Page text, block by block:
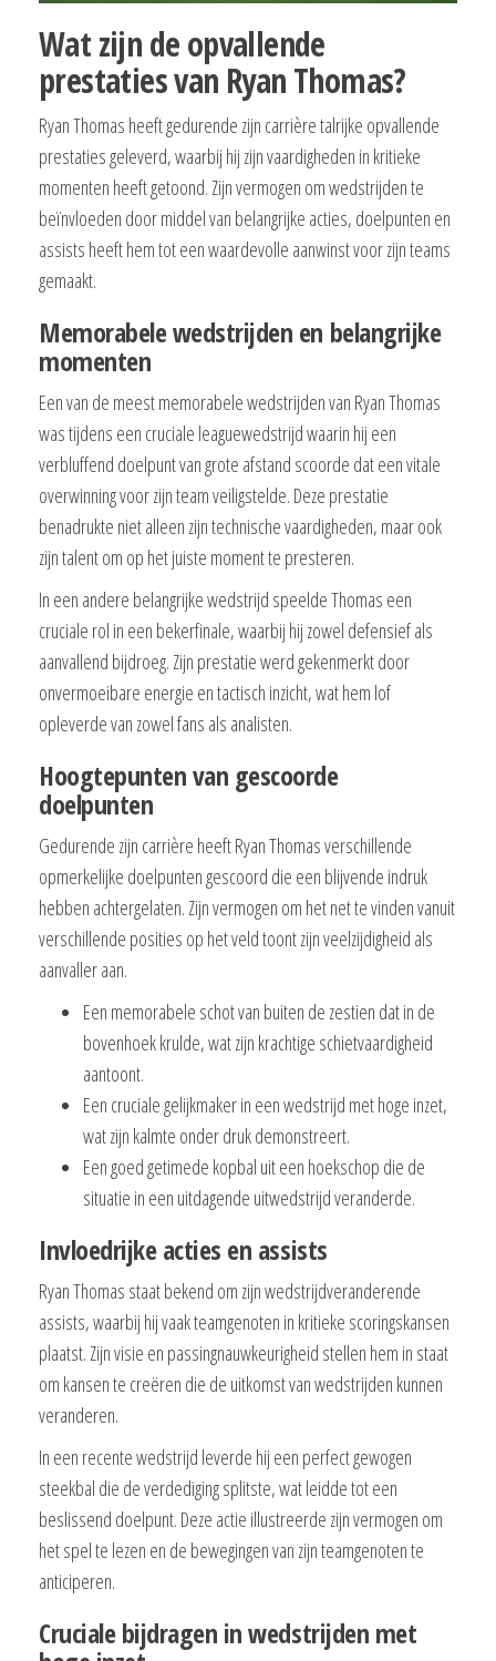
Wat zijn de opvallende
prestaties van Ryan Thomas?
Ryan Thomas heeft gedurende zijn carrière talrijke opvallende
prestaties geleverd, waarbij hij zijn vaardigheden in kritieke
momenten heeft getoond. Zijn vermogen om wedstrijden te
beïnvloeden door middel van belangrijke acties, doelpunten en
assists heeft hem tot een waardevolle aanwinst voor zijn teams
gemaakt.
Memorabele wedstrijden en belangrijke
momenten
Een van de meest memorabele wedstrijden van Ryan Thomas
was tijdens een cruciale leaguewedstrijd waarin hij een
verbluffend doelpunt van grote afstand scoorde dat een vitale
overwinning voor zijn team veiligstelde. Deze prestatie
benadrukte niet alleen zijn technische vaardigheden, maar ook
zijn talent om op het juiste moment te presteren.
In een andere belangrijke wedstrijd speelde Thomas een
cruciale rol in een bekerfinale, waarbij hij zowel defensief als
aanvallend bijdroeg. Zijn prestatie werd gekenmerkt door
onvermoeibare energie en tactisch inzicht, wat hem lof
opleverde van zowel fans als analisten.
Hoogtepunten van gescoorde
doelpunten
Gedurende zijn carrière heeft Ryan Thomas verschillende
opmerkelijke doelpunten gescoord die een blijvende indruk
hebben achtergelaten. Zijn vermogen om het net te vinden vanuit
verschillende posities op het veld toont zijn veelzijdigheid als
aanvaller aan.
Een memorabele schot van buiten de zestien dat in de
bovenhoek krulde, wat zijn krachtige schietvaardigheid
aantoont.
Een cruciale gelijkmaker in een wedstrijd met hoge inzet,
wat zijn kalmte onder druk demonstreert.
Een goed getimede kopbal uit een hoekschop die de
situatie in een uitdagende uitwedstrijd veranderde.
Invloedrijke acties en assists
Ryan Thomas staat bekend om zijn wedstrijdveranderende
assists, waarbij hij vaak teamgenoten in kritieke scoringskansen
plaatst. Zijn visie en passingnauwkeurigheid stellen hem in staat
om kansen te creëren die de uitkomst van wedstrijden kunnen
veranderen.
In een recente wedstrijd leverde hij een perfect gewogen
steekbal die de verdediging splitste, wat leidde tot een
beslissend doelpunt. Deze actie illustreerde zijn vermogen om
het spel te lezen en de bewegingen van zijn teamgenoten te
anticiperen.
Cruciale bijdragen in wedstrijden met